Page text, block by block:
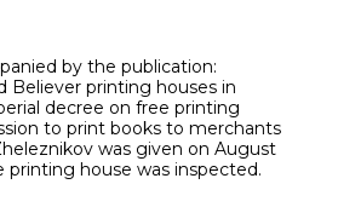
by the publication:
Believer printing houses in
decree on free printing
to print books to merchants
was given on August
printing house was inspected.